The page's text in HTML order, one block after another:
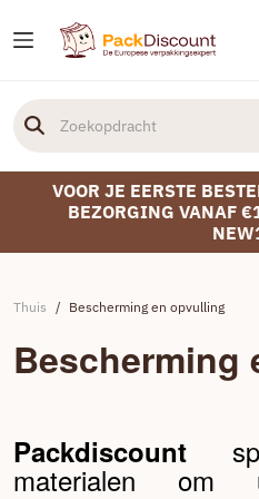
VOOR JE EERSTE
BEZORGING VANAF
Thuis / Bescherming en opvulling
Bescherming
Packdiscount
materialen